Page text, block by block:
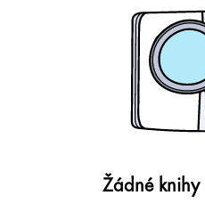
Žádné knihy